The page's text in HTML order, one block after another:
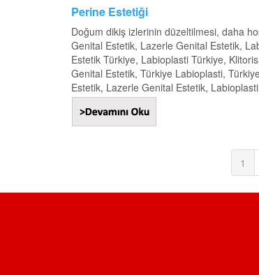
Perine Estetiği
Doğum dikiş izlerinin düzeltilmesi, daha
Genital Estetik, Lazerle Genital Estetik,
Estetik Türkiye, Labioplasti Türkiye,
Genital Estetik, Türkiye Labioplasti,
Estetik, Lazerle Genital Estetik,
1